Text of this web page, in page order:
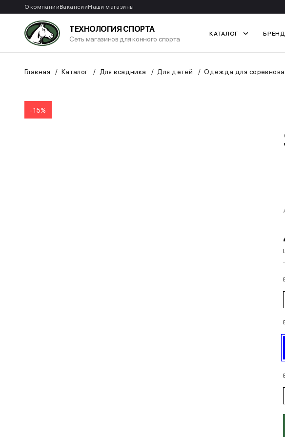
О компанииВакансииНаши магазины
ТЕХНОЛОГИЯ СПОРТА
Сеть магазинов для конного спорта
КАТАЛОГ
Главная Каталог Для всадника Для детей Одежда для
-15%